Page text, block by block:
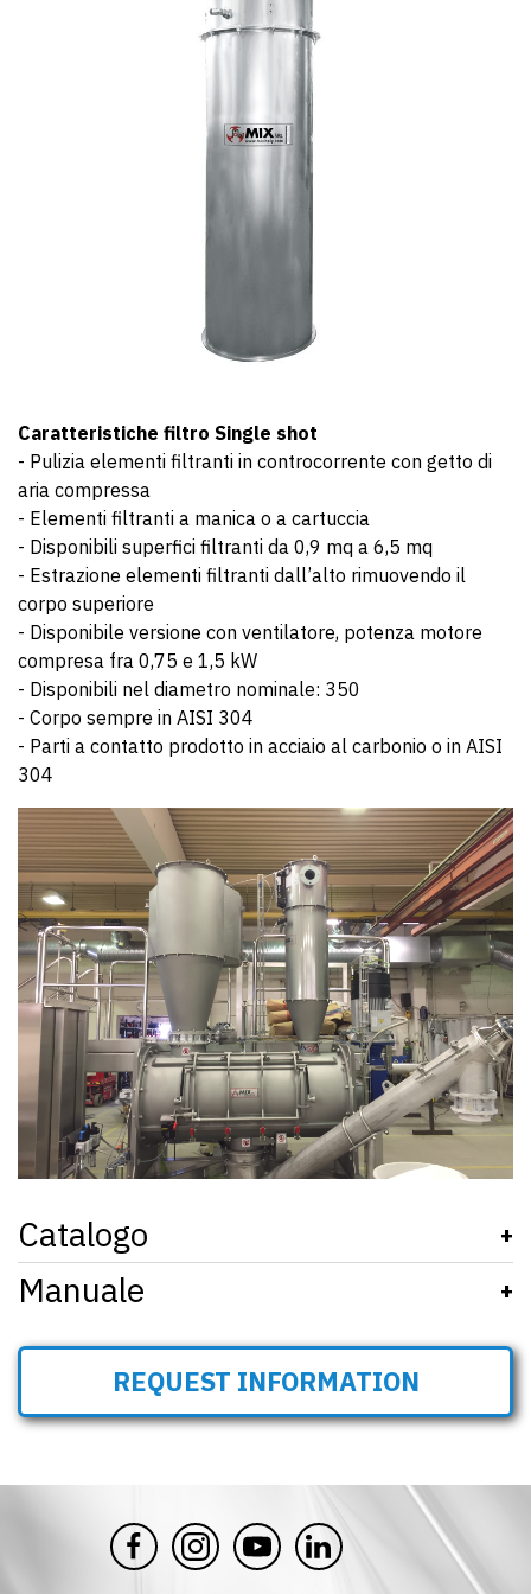
Caratteristiche filtro Single shot
- Pulizia elementi filtranti in controcorrente con getto di
aria compressa
- Elementi filtranti a manica o a cartuccia
- Disponibili superfici filtranti da 0,9 mq a 6,5 mq
- Estrazione elementi filtranti dall’alto rimuovendo il
corpo superiore
- Disponibile versione con ventilatore, potenza motore
compresa fra 0,75 e 1,5 kW
- Disponibili nel diametro nominale: 350
- Corpo sempre in AISI 304
- Parti a contatto prodotto in acciaio al carbonio o in AISI
304
Catalogo +
09A290ZIT_221_SFY
Manuale +
SFY..C_D
SFY..H
REQUEST INFORMATION